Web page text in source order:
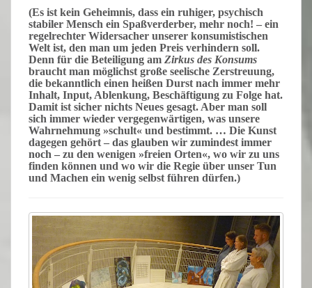
(Es ist kein Geheimnis, dass ein ruhiger, psychisch
stabiler Mensch ein Spaßverderber, mehr noch! – ein
regelrechter Widersacher unserer konsumistischen
Welt ist, den man um jeden Preis verhindern soll.
Denn für die Beteiligung am Zirkus des Konsums
braucht man möglichst große seelische Zerstreuung,
die bekanntlich einen heißen Durst nach immer mehr
Inhalt, Input, Ablenkung, Beschäftigung zu Folge hat.
Damit ist sicher nichts Neues gesagt. Aber man soll
sich immer wieder vergegenwärtigen, was unsere
Wahrnehmung »schult« und bestimmt. … Die Kunst
dagegen gehört – das glauben wir zumindest immer
noch – zu den wenigen »freien Orten«, wo wir zu uns
finden können und wo wir die Regie über unser Tun
und Machen ein wenig selbst führen dürfen.)